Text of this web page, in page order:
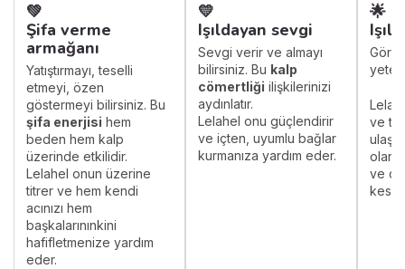
💚
Şifa verme
armağanı
Yatıştırmayı, teselli
etmeyi, özen
göstermeyi bilirsiniz. Bu
şifa enerjisi hem
beden hem kalp
üzerinde etkilidir.
Lelahel onun üzerine
titrer ve hem kendi
acınızı hem
başkalarınınkini
hafifletmenize yardım
eder.
💛
Işıldayan sevgi
Sevgi verir ve almayı
bilirsiniz. Bu kalp
cömertliği ilişkilerinizi
aydınlatır.
Lelahel onu güçlendirir
ve içten, uyumlu bağlar
kurmanıza yardım eder.
🌟
ve
olan
ve